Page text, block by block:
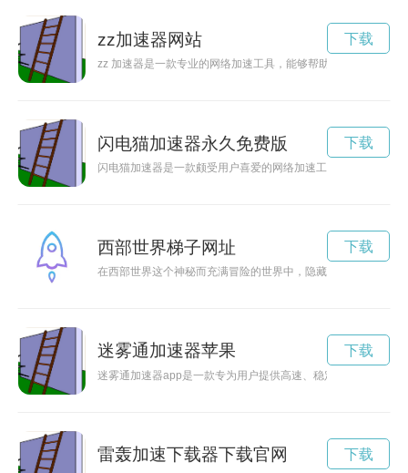
zz加速器网站
zz 加速器是一款专业的网络加速工具，能够帮助用户解锁高速
下载
闪电猫加速器永久免费版
闪电猫加速器是一款颇受用户喜爱的网络加速工具，最新版本
下载
西部世界梯子网址
在西部世界这个神秘而充满冒险的世界中，隐藏着一条神秘的
下载
迷雾通加速器苹果
迷雾通加速器app是一款专为用户提供高速、稳定网络加速服
下载
雷轰加速下载器下载官网 下载